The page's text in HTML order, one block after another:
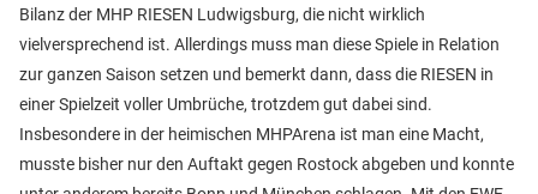
Bilanz der MHP RIESEN Ludwigsburg, die nicht wirklich
vielversprechend ist. Allerdings muss man diese Spiele in Relation
zur ganzen Saison setzen und bemerkt dann, dass die RIESEN in
einer Spielzeit voller Umbrüche, trotzdem gut dabei sind.
Insbesondere in der heimischen MHPArena ist man eine Macht,
musste bisher nur den Auftakt gegen Rostock abgeben und konnte